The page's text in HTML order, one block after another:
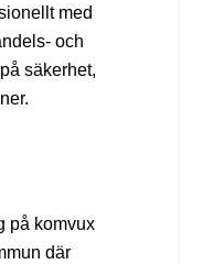
med
och
säkerhet,
på komvux
där